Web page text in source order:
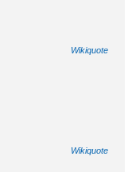
Wikiquote
Wikiquote